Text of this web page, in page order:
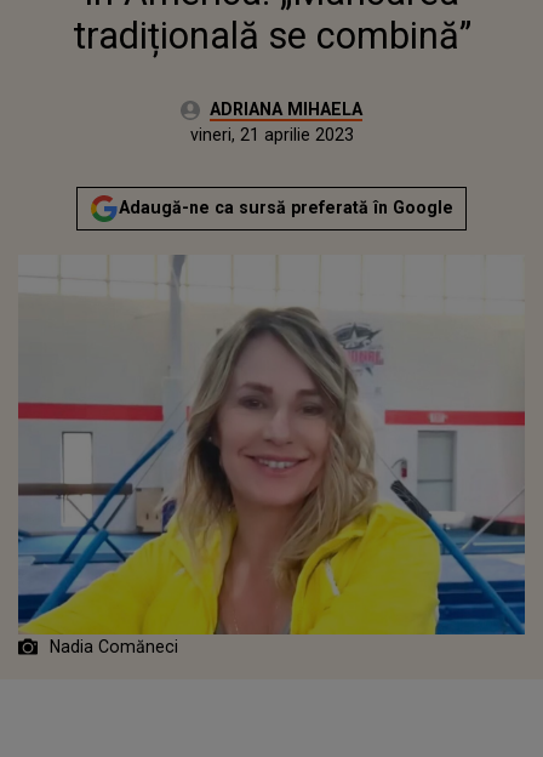
tradițională se combină”
Autor:ADRIANA MIHAELA
Actualizat:
vineri, 21 aprilie 2023
Adaugă-ne ca sursă preferată în Google
Nadia Comăneci